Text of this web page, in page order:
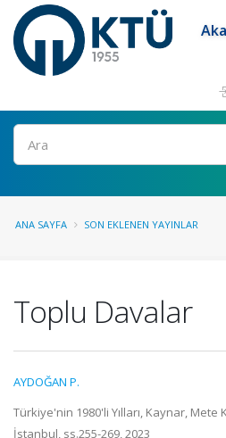
Ara
ANA SAYFA SON EKLENEN YAYINLAR
Toplu Davalar
AYDOĞAN P.
Türkiye'nin 1980'li Yılları, Kaynar, Mete
İstanbul, ss.255-269, 2023